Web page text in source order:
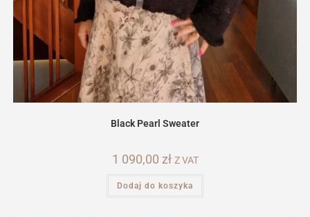
Black Pearl Sweater
1 090,00 zł Z VAT
Dodaj do koszyka